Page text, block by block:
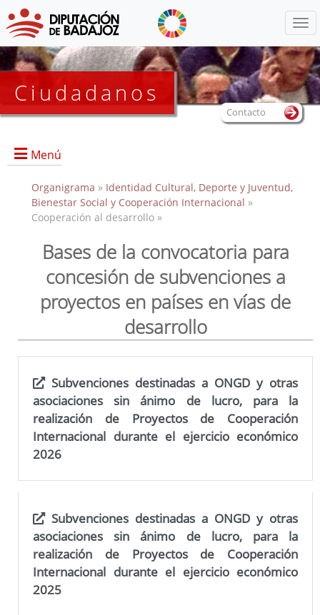
Ciudadanos
Menú
Inicio
Presentación
Anexos convocatorias
Teleasistencia domiciliaria
Bases de la convocatoria para concesión de subvenciones a
proyectos de acción social
Bases de la convocatoria para concesión de subvenciones a
Bases de la convocatoria para concesión a proyectos para el
fomento de nuestra cultura, arte, tradiciones y gastronomía
Organigrama » Identidad Cultural, Deporte y Juventud,
Bienestar Social y Cooperación Internacional »
Cooperación al desarrollo »
Bases de la convocatoria para
concesión de subvenciones a
proyectos en países en vías de
desarrollo
Subvenciones destinadas a ONGD y otras
asociaciones sin ánimo de lucro, para la
realización de Proyectos de Cooperación
Internacional durante el ejercicio económico
2026
Subvenciones destinadas a ONGD y otras
asociaciones sin ánimo de lucro, para la
realización de Proyectos de Cooperación
Internacional durante el ejercicio económico
2025
Contacto